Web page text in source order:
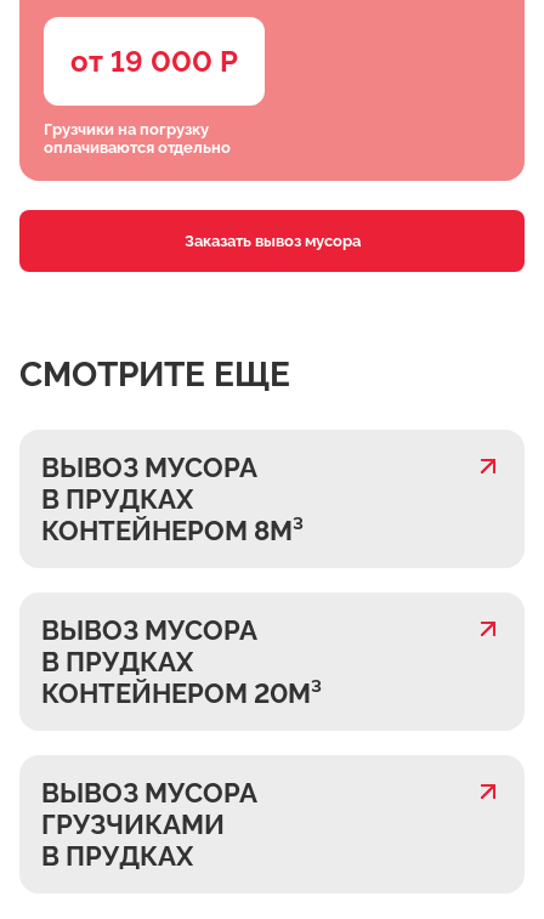
от 19 000 Р
Грузчики на погрузку
оплачиваются отдельно
Заказать вывоз мусора
СМОТРИТЕ ЕЩЕ
ВЫВОЗ МУСОРА
В ПРУДКАХ
КОНТЕЙНЕРОМ 8М³
ВЫВОЗ МУСОРА
В ПРУДКАХ
КОНТЕЙНЕРОМ 20М³
ВЫВОЗ МУСОРА
ГРУЗЧИКАМИ
В ПРУДКАХ